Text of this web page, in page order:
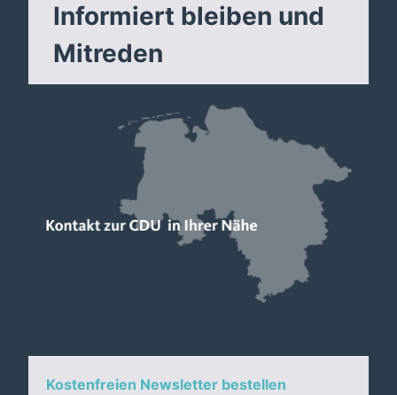
Informiert bleiben und
Mitreden
Kostenfreien Newsletter bestellen